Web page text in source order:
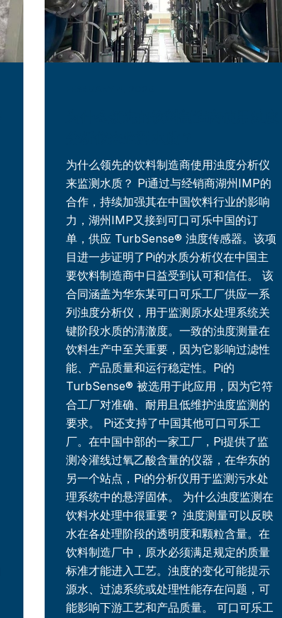
为什么领先的饮料制造商使用浊度分析仪
来监测水质？ Pi通过与经销商湖州IMP的
合作，持续加强其在中国饮料行业的影响
力，湖州IMP又接到可口可乐中国的订
单，供应 TurbSense® 浊度传感器。该项
目进一步证明了Pi的水质分析仪在中国主
要饮料制造商中日益受到认可和信任。 该
合同涵盖为华东某可口可乐工厂供应一系
列浊度分析仪，用于监测原水处理系统关
键阶段水质的清澈度。一致的浊度测量在
饮料生产中至关重要，因为它影响过滤性
能、产品质量和运行稳定性。Pi的
TurbSense® 被选用于此应用，因为它符
合工厂对准确、耐用且低维护浊度监测的
要求。 Pi还支持了中国其他可口可乐工
厂。在中国中部的一家工厂，Pi提供了监
测冷灌线过氧乙酸含量的仪器，在华东的
另一个站点，Pi的分析仪用于监测污水处
理系统中的悬浮固体。 为什么浊度监测在
饮料水处理中很重要？ 浊度测量可以反映
水在各处理阶段的透明度和颗粒含量。在
饮料制造厂中，原水必须满足规定的质量
标准才能进入工艺。浊度的变化可能提示
源水、过滤系统或处理性能存在问题，可
能影响下游工艺和产品质量。 可口可乐工